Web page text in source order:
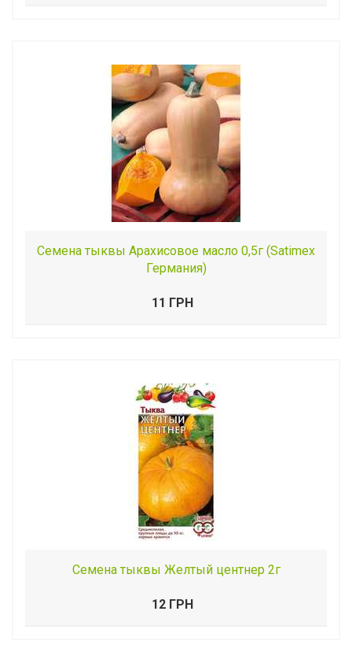
Семена тыквы Арахисовое масло 0,5г (Satimex
Германия)
11 ГРН
Семена тыквы Желтый центнер 2г
12 ГРН